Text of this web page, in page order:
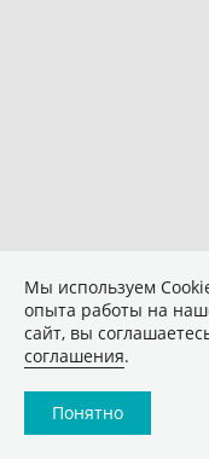
Мы используем
опыта работы на
сайт, вы
соглашения.
Понятно